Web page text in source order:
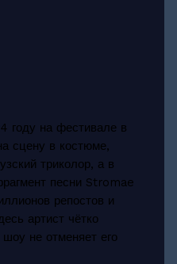
году на фестивале в
сцену в костюме,
триколор, а в
песни Stromae
репостов и
артист чётко
шоу не отменяет его